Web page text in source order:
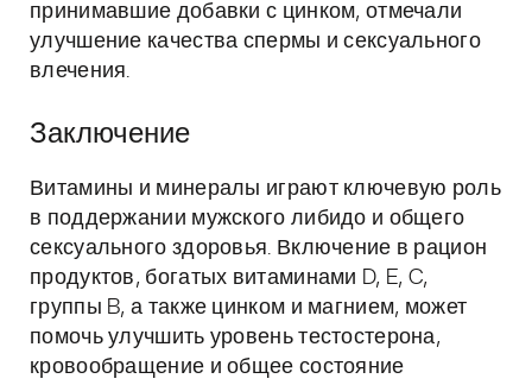
принимавшие добавки с цинком, отмечали
улучшение качества спермы и сексуального
влечения.
Заключение
Витамины и минералы играют ключевую роль
в поддержании мужского либидо и общего
сексуального здоровья. Включение в рацион
продуктов, богатых витаминами D, E, C,
группы B, а также цинком и магнием, может
помочь улучшить уровень тестостерона,
кровообращение и общее состояние